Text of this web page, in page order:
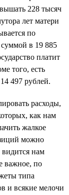
228 тысяч
лет матери
по
суммой в 19 885
платит
того, есть
497 рублей.
расходы,
как нам
жалкое
можно
нам
важное, по
типа
и всякие мелочи